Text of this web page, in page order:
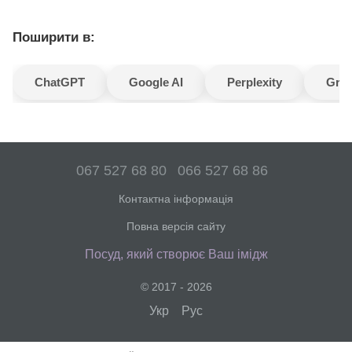
Поширити в:
ChatGPT Google AI Perplexity
067 527 68 80 066 527 68 86
Контактна інформація
Повна версія сайту
Посуд, який створює Ваш імідж
© 2017 - 2026
Укр Рус